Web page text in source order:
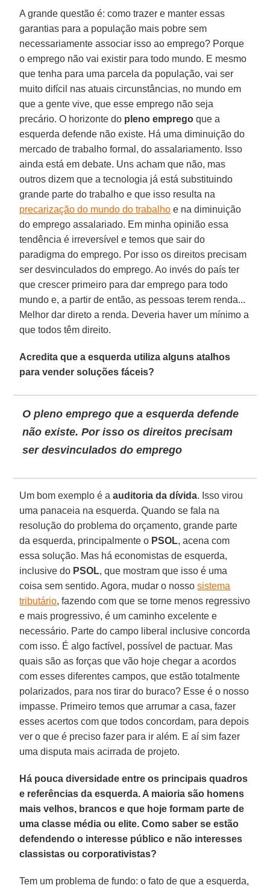
A grande questão é: como trazer e manter essas
garantias para a população mais pobre sem
necessariamente associar isso ao emprego? Porque
o emprego não vai existir para todo mundo. E mesmo
que tenha para uma parcela da população, vai ser
muito difícil nas atuais circunstâncias, no mundo em
que a gente vive, que esse emprego não seja
precário. O horizonte do pleno emprego que a
esquerda defende não existe. Há uma diminuição do
mercado de trabalho formal, do assalariamento. Isso
ainda está em debate. Uns acham que não, mas
outros dizem que a tecnologia já está substituindo
grande parte do trabalho e que isso resulta na
precarização do mundo do trabalho e na diminuição
do emprego assalariado. Em minha opinião essa
tendência é irreversível e temos que sair do
paradigma do emprego. Por isso os direitos precisam
ser desvinculados do emprego. Ao invés do país ter
que crescer primeiro para dar emprego para todo
mundo e, a partir de então, as pessoas terem renda...
Melhor dar direto a renda. Deveria haver um mínimo a
que todos têm direito.
Acredita que a esquerda utiliza alguns atalhos
para vender soluções fáceis?
O pleno emprego que a esquerda defende
não existe. Por isso os direitos precisam
ser desvinculados do emprego
Um bom exemplo é aauditoria da dívida. Isso virou
uma panaceia na esquerda. Quando se fala na
resolução do problema do orçamento, grande parte
da esquerda, principalmente o PSOL, acena com
essa solução. Mas há economistas de esquerda,
inclusive do PSOL, que mostram que isso é uma
coisa sem sentido. Agora, mudar o nossosistema
tributário, fazendo com que se torne menos regressivo
e mais progressivo, é um caminho excelente e
necessário. Parte do campo liberal inclusive concorda
com isso. É algo factível, possível de pactuar. Mas
quais são as forças que vão hoje chegar a acordos
com esses diferentes campos, que estão totalmente
polarizados, para nos tirar do buraco? Esse é o nosso
impasse. Primeiro temos que arrumar a casa, fazer
esses acertos com que todos concordam, para depois
ver o que é preciso fazer para ir além. E aí sim fazer
uma disputa mais acirrada de projeto.
Há pouca diversidade entre os principais quadros
e referências da esquerda. A maioria são homens
mais velhos, brancos e que hoje formam parte de
uma classe média ou elite. Como saber se estão
defendendo o interesse público e não interesses
classistas ou corporativistas?
Tem um problema de fundo: o fato de que a esquerda,